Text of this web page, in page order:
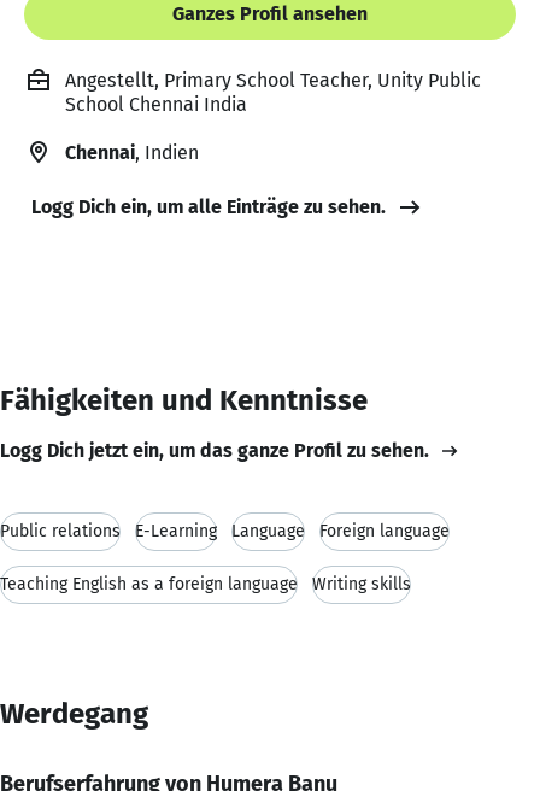
Ganzes Profil ansehen
Angestellt, Primary School Teacher, Unity Public
School Chennai India
Chennai, Indien
Logg Dich ein, um alle Einträge zu sehen.
Fähigkeiten und Kenntnisse
Logg Dich jetzt ein, um das ganze Profil zu sehen.
Public relations E-Learning Language Foreign language
Teaching English as a foreign language Writing skills
Werdegang
Berufserfahrung von Humera Banu